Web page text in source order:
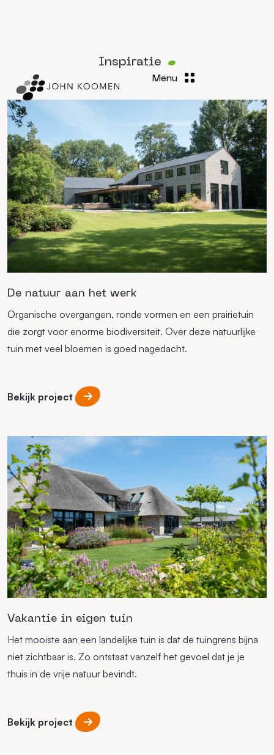
Menu
Inspiratie
De natuur aan het werk
Organische overgangen, ronde vormen en een prairietuin
die zorgt voor enorme biodiversiteit. Over deze natuurlijke
tuin met veel bloemen is goed nagedacht.
Bekijk project
Vakantie in eigen tuin
Het mooiste aan een landelijke tuin is dat de tuingrens bijna
niet zichtbaar is. Zo ontstaat vanzelf het gevoel dat je je
thuis in de vrije natuur bevindt.
Bekijk project